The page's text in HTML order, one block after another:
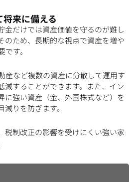
来に備える
金だけでは資産価値を守るのが難し
のため、長期的な視点で資産を増や
す。
産など複数の資産に分散して運用す
減することができます。また、イン
に強い資産（金、外国株式など）を
りを防ぎます。
税制改正の影響を受けにくい強い家